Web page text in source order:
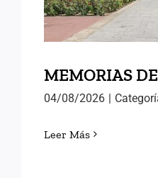
MEMORIAS
04/08/2026 |
Leer Más